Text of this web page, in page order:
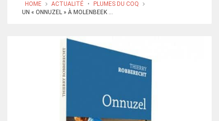
HOME ACTUALITÉ •
PLUMES DU COQ
UN « ONNUZEL » À MOLENBEEK ...